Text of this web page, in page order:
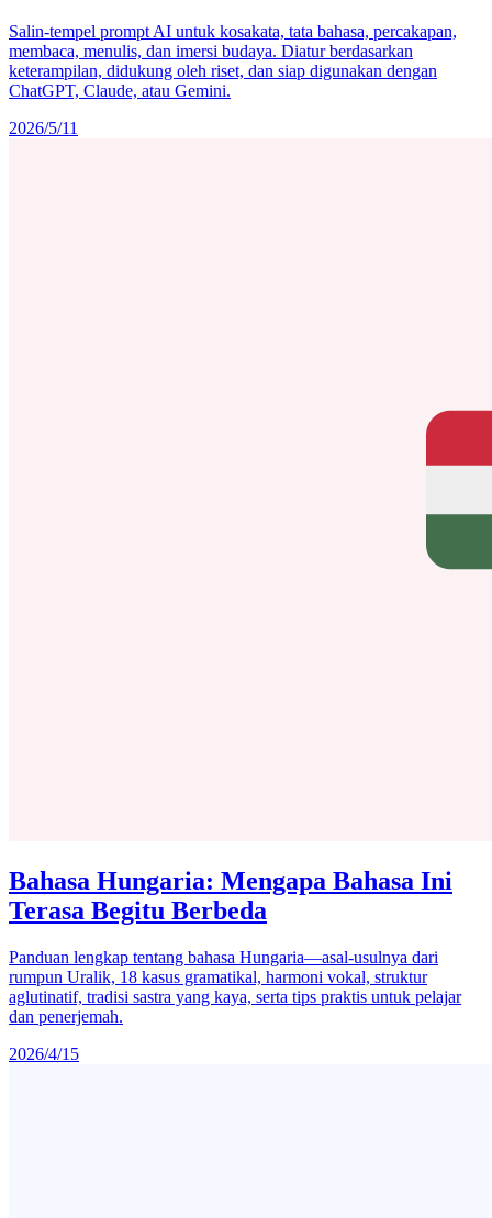
Salin-tempel prompt AI untuk kosakata, tata bahasa, percakapan,
membaca, menulis, dan imersi budaya. Diatur berdasarkan
keterampilan, didukung oleh riset, dan siap digunakan dengan
ChatGPT, Claude, atau Gemini.
2026/5/11
Bahasa Hungaria: Mengapa Bahasa Ini
Terasa Begitu Berbeda
Panduan lengkap tentang bahasa Hungaria—asal-usulnya dari
rumpun Uralik, 18 kasus gramatikal, harmoni vokal, struktur
aglutinatif, tradisi sastra yang kaya, serta tips praktis untuk pelajar
dan penerjemah.
2026/4/15